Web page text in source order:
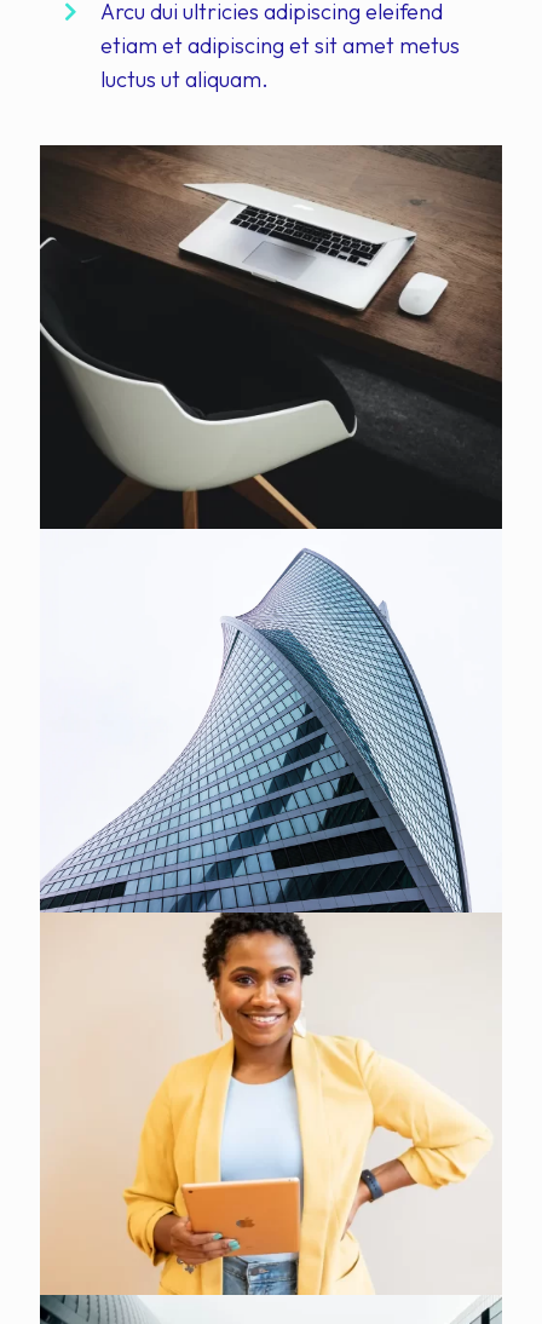
Arcu dui ultricies adipiscing eleifend
etiam et adipiscing et sit amet metus
luctus ut aliquam.